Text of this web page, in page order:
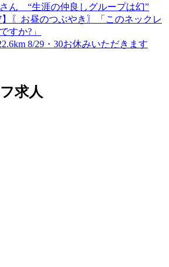
ん “生涯の仲良しグループは幻”
】〖お昼のつぶやき〗「このネックレ
すか?」
8/29・30お休みいただきます
求人